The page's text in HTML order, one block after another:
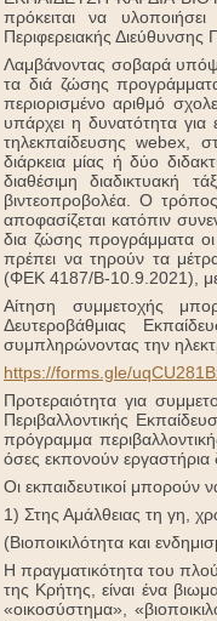
πρόκειται να
Περιφερειακής
Λαμβάνοντας σοβαρά
τα διά ζώσης
περιορισμένο αριθμό
υπάρχει η δυνατότητα
τηλεκπαίδευσης webex,
διάρκεια μίας ή δύο
διαθέσιμη διαδικτυακή
βιντεοπροβολέα. Ο
αποφασίζεται κατόπιν
δια ζώσης προγράμματα οι
πρέπει να τηρούν τα
(ΦΕΚ 4187/Β-10.9.2021), με
Αίτηση συμμετοχής
Δευτεροβάθμιας
συμπληρώνοντας την
https://forms.gle/
Προτεραιότητα για
Περιβαλλοντικής
πρόγραμμα
όσες εκπονούν εργαστήρια
Οι εκπαιδευτικοί
1) Στης Αμάλθειας τη γη,
(Βιοποικιλότητα και
Η πραγματικότητα του
της Κρήτης, είναι ένα
«οικοσύστημα»,